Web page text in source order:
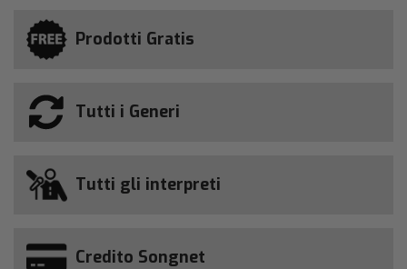
Prodotti Gratis
Tutti i Generi
Tutti gli interpreti
Credito Songnet